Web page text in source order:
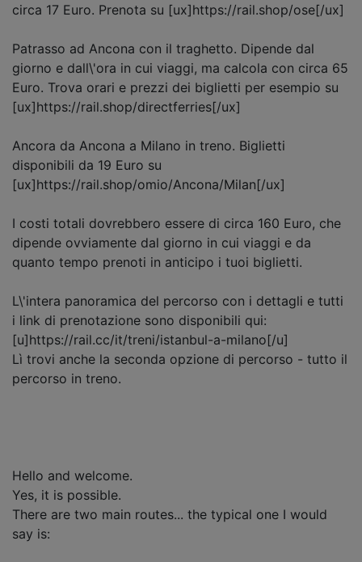
circa 17 Euro. Prenota su [ux]https://rail.shop/ose[/ux]
Patrasso ad Ancona con il traghetto. Dipende dal
giorno e dall\'ora in cui viaggi, ma calcola con circa 65
Euro. Trova orari e prezzi dei biglietti per esempio su
[ux]https://rail.shop/directferries[/ux]
Ancora da Ancona a Milano in treno. Biglietti
disponibili da 19 Euro su
[ux]https://rail.shop/omio/Ancona/Milan[/ux]
I costi totali dovrebbero essere di circa 160 Euro, che
dipende ovviamente dal giorno in cui viaggi e da
quanto tempo prenoti in anticipo i tuoi biglietti.
L\'intera panoramica del percorso con i dettagli e tutti
i link di prenotazione sono disponibili qui:
[u]https://rail.cc/it/treni/istanbul-a-milano[/u]
Lì trovi anche la seconda opzione di percorso - tutto il
percorso in treno.
Hello and welcome.
Yes, it is possible.
There are two main routes... the typical one I would
say is: